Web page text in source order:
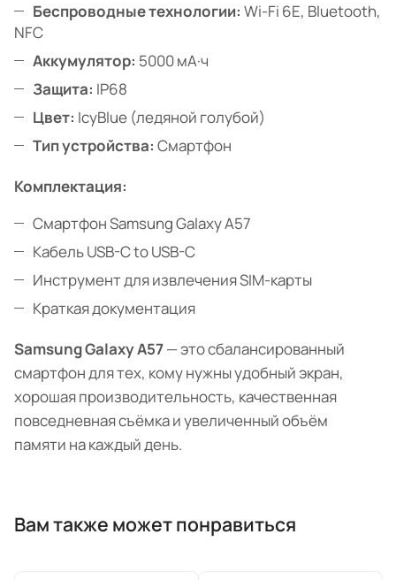
Беспроводные технологии: Wi-Fi 6E, Bluetooth,
NFC
Аккумулятор: 5000 мА·ч
Защита: IP68
Цвет: IcyBlue (ледяной голубой)
Тип устройства: Смартфон
Комплектация:
Смартфон Samsung Galaxy A57
Кабель USB-C to USB-C
Инструмент для извлечения SIM-карты
Краткая документация
Samsung Galaxy A57— это сбалансированный
смартфон для тех, кому нужны удобный экран,
хорошая производительность, качественная
повседневная съёмка и увеличенный объём
памяти на каждый день.
Вам также может понравиться